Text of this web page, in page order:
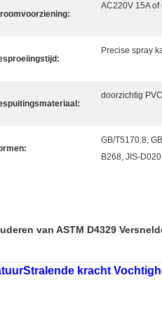
AC220V 15A
Precise spray
doorzichtig PVC
GB/T5170.8,
B268, JIS-
van ASTM D4329
Stralende kracht